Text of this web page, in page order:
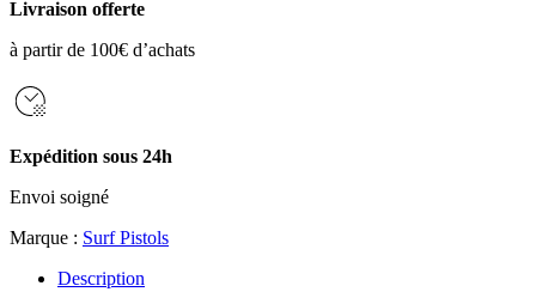
Livraison offerte
à partir de 100€ d’achats
Expédition sous 24h
Envoi soigné
Marque : Surf Pistols
Description